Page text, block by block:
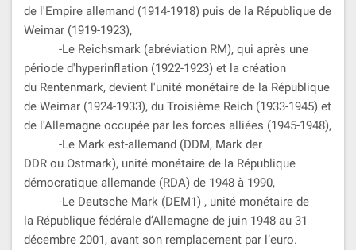
de l'Empire allemand (1914-1918) puis de la République de
Weimar (1919-1923),
-Le Reichsmark (abréviation RM), qui après une
période d'hyperinflation (1922-1923) et la création
du Rentenmark, devient l'unité monétaire de la République
de Weimar (1924-1933), du Troisième Reich (1933-1945) et
de l'Allemagne occupée par les forces alliées (1945-1948),
-Le Mark est-allemand (DDM, Mark der
DDR ou Ostmark), unité monétaire de la République
démocratique allemande (RDA) de 1948 à 1990,
-Le Deutsche Mark (DEM1) , unité monétaire de
la République fédérale d’Allemagne de juin 1948 au 31
décembre 2001, avant son remplacement par l’euro.